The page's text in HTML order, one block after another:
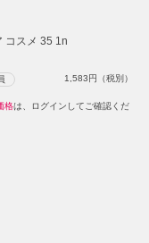
コスメ 35 1n
1,583円（税別）
格は、ログインしてご確認くだ